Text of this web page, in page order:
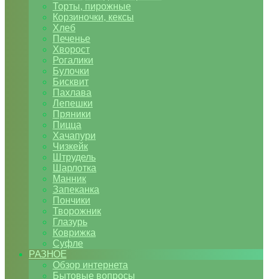
Торты, пирожные
Корзиночки, кексы
Хлеб
Печенье
Хворост
Рогалики
Булочки
Бисквит
Пахлава
Лепешки
Пряники
Пицца
Хачапури
Чизкейк
Штрудель
Шарлотка
Манник
Запеканка
Пончики
Творожник
Глазурь
Коврижка
Суфле
РАЗНОЕ
Обзор интернета
Бытовые вопросы